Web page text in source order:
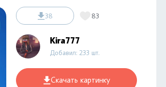
38 83
Kira777
Добавил: 233 шт.
Скачать картинку